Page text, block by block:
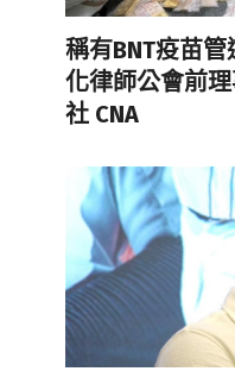
稱有BNT疫苗
化律師公會前
社 CNA